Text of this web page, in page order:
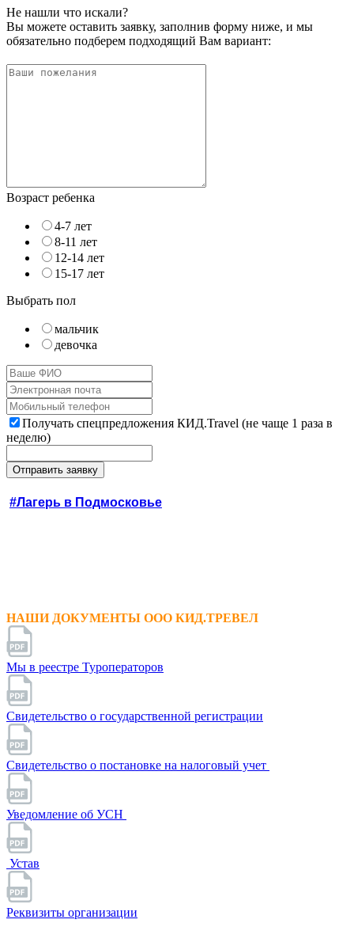
Не нашли что искали?
Вы можете оставить заявку, заполнив форму ниже, и мы
обязательно подберем подходящий Вам вариант:
Возраст ребенка
4-7 лет
8-11 лет
12-14 лет
15-17 лет
Выбрать пол
мальчик
девочка
Получать спецпредложения КИД.Travel (не чаще 1 раза в
неделю)
#Лагерь в Подмосковье
НАШИ ДОКУМЕНТЫ ООО КИД.ТРЕВЕЛ
Мы в реестре Туроператоров
Свидетельство о государственной регистрации
Свидетельство о постановке на налоговый учет
Уведомление об УСН
Устав
Реквизиты организации